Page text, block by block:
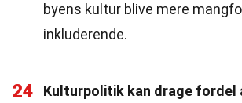
byens kultur blive mere
inkluderende.
24
Kulturpolitik kan drage fordel